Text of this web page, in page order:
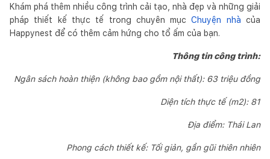
Khám phá thêm nhiều công trình cải tạo, nhà đẹp và những giải
pháp thiết kế thực tế trong chuyên mụcChuyện nhà của
Happynest để có thêm cảm hứng cho tổ ấm của bạn.
Thông tin công trình:
Ngân sách hoàn thiện (không bao gồm nội thất): 63 triệu đồng
Diện tích thực tế (m2): 81
Địa điểm: Thái Lan
Phong cách thiết kế: Tối giản, gần gũi thiên nhiên